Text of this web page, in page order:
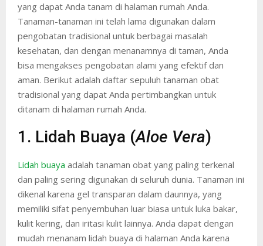
yang dapat Anda tanam di halaman rumah Anda.
Tanaman-tanaman ini telah lama digunakan dalam
pengobatan tradisional untuk berbagai masalah
kesehatan, dan dengan menanamnya di taman, Anda
bisa mengakses pengobatan alami yang efektif dan
aman. Berikut adalah daftar sepuluh tanaman obat
tradisional yang dapat Anda pertimbangkan untuk
ditanam di halaman rumah Anda.
1. Lidah Buaya (Aloe Vera)
Lidah buaya adalah tanaman obat yang paling terkenal
dan paling sering digunakan di seluruh dunia. Tanaman ini
dikenal karena gel transparan dalam daunnya, yang
memiliki sifat penyembuhan luar biasa untuk luka bakar,
kulit kering, dan iritasi kulit lainnya. Anda dapat dengan
mudah menanam lidah buaya di halaman Anda karena